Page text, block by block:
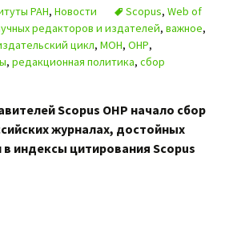
РАН, Новости Scopus, Web of
редакторов и издателей, важное,
цикл, МОН, ОНР,
, редакционная политика, сбор
Scopus ОНР начало сбор
журналах, достойных
индексы цитирования Scopus